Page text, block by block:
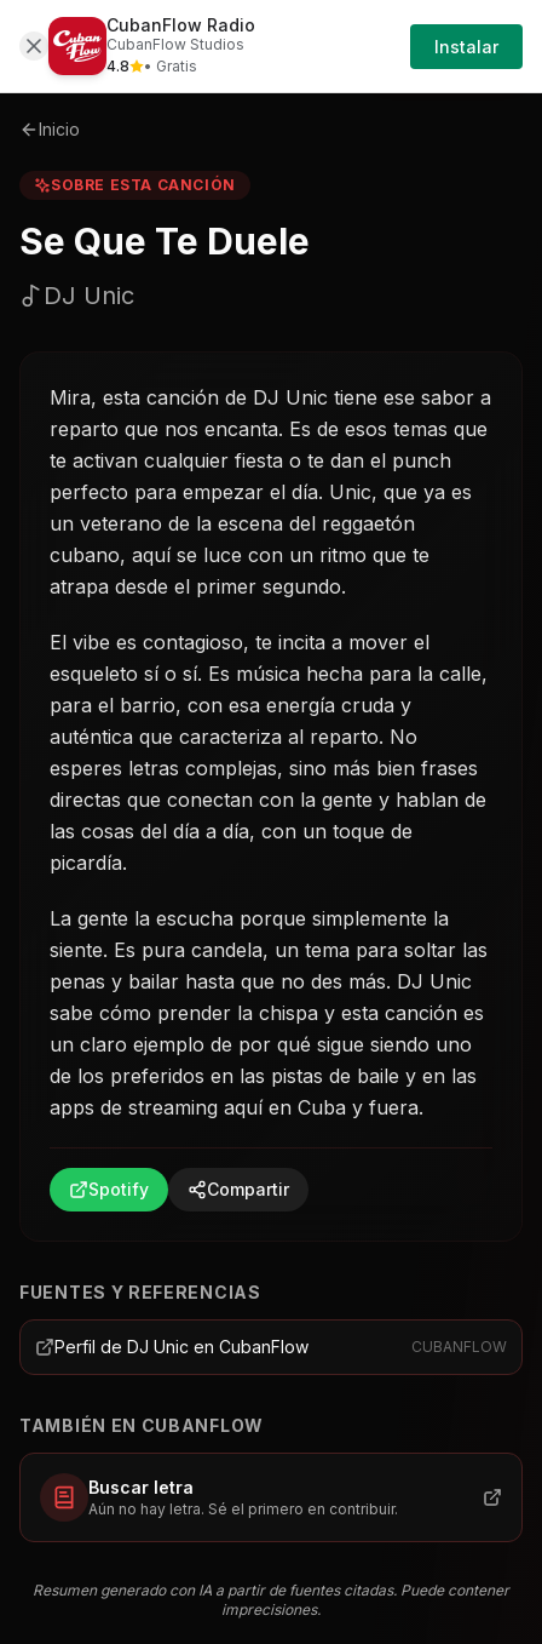
Sobre Se-que-te-duele-dj-unic
Iniciar
Sesión
Inicio
SOBRE ESTA CANCIÓN
Se Que Te Duele
DJ Unic
Mira, esta canción de DJ Unic tiene ese sabor a
reparto que nos encanta. Es de esos temas que
te activan cualquier fiesta o te dan el punch
perfecto para empezar el día. Unic, que ya es
un veterano de la escena del reggaetón
cubano, aquí se luce con un ritmo que te
atrapa desde el primer segundo.
El vibe es contagioso, te incita a mover el
esqueleto sí o sí. Es música hecha para la calle,
para el barrio, con esa energía cruda y
auténtica que caracteriza al reparto. No
esperes letras complejas, sino más bien frases
directas que conectan con la gente y hablan de
las cosas del día a día, con un toque de
picardía.
La gente la escucha porque simplemente la
siente. Es pura candela, un tema para soltar las
penas y bailar hasta que no des más. DJ Unic
sabe cómo prender la chispa y esta canción es
un claro ejemplo de por qué sigue siendo uno
de los preferidos en las pistas de baile y en las
apps de streaming aquí en Cuba y fuera.
Spotify Compartir
FUENTES Y REFERENCIAS
Perfil de DJ Unic en CubanFlow CUBANFLOW
TAMBIÉN EN CUBANFLOW
Buscar letra
Aún no hay letra. Sé el primero en contribuir.
Resumen generado con IA a partir de fuentes citadas. Puede contener
imprecisiones.
CubanFlow Radio
CubanFlow Studios
4.8
• Gratis
Instalar